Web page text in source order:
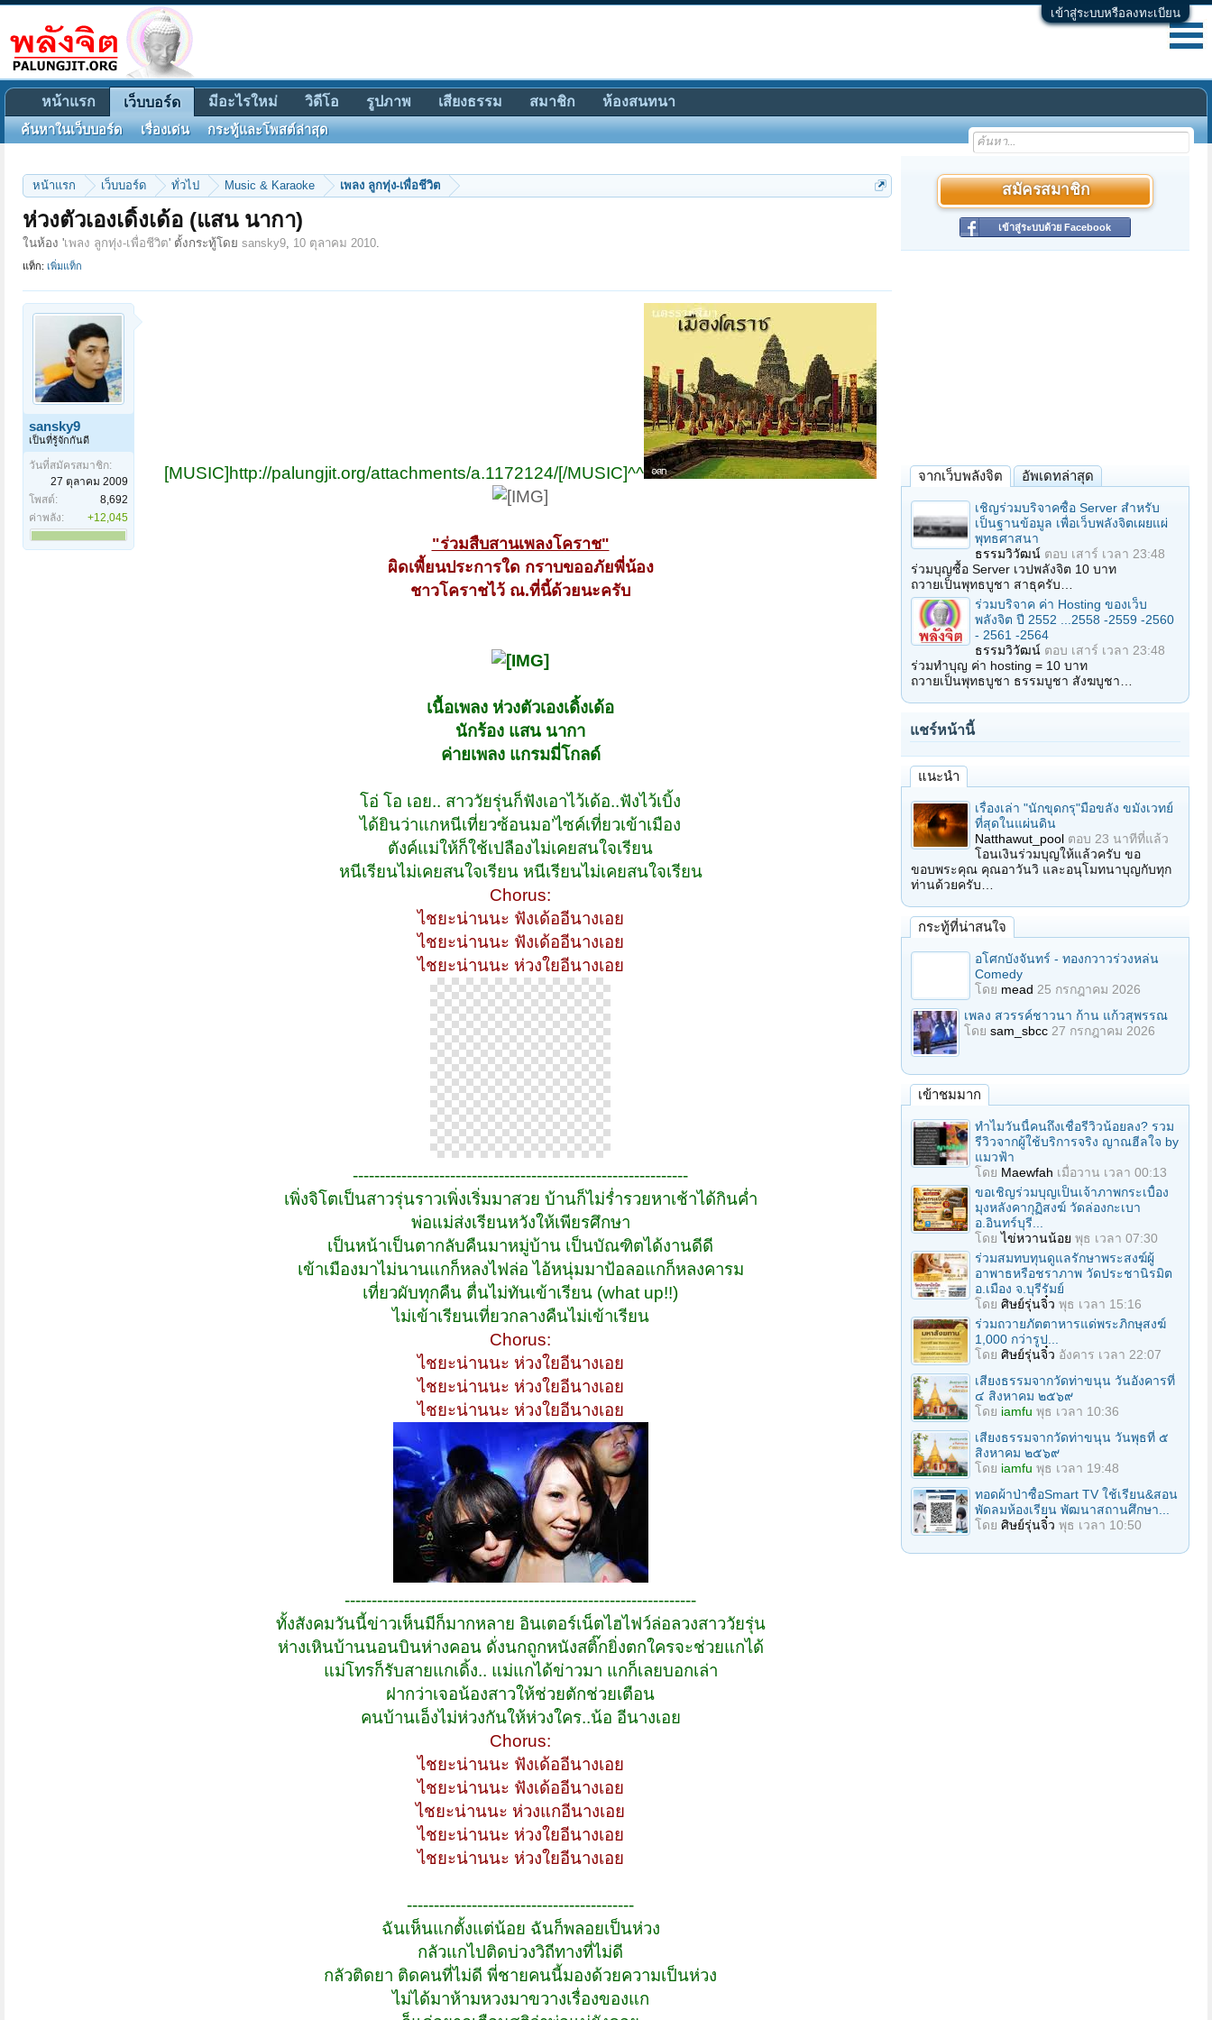
เข้าสู่ระบบหรือลงทะเบียน
หน้าแรก เว็บบอร์ด ทั่วไป Music & Karaoke เพลง ลูกทุ่ง-เพื่อชีวิต
ห่วงตัวเองเดิ้งเด้อ (แสน นากา)
ในห้อง 'เพลง ลูกทุ่ง-เพื่อชีวิต' ตั้งกระทู้โดย sansky9, 10 ตุลาคม 2010.
แท็ก: เพิ่มแท็ก
sansky9
เป็นที่รู้จักกันดี
วันที่สมัครสมาชิก:
27 ตุลาคม 2009
โพสต์:
8,692
ค่าพลัง:
+12,045
[MUSIC]http://palungjit.org/attachments/a.1172124/[/MUSIC]^^
"ร่วมสืบสานเพลงโคราช"
ผิดเพี้ยนประการใด กราบขออภัยพี่น้อง
ชาวโคราชไว้ ณ.ที่นี้ด้วยนะครับ
เนื้อเพลง ห่วงตัวเองเดิ้งเด้อ
นักร้อง แสน นากา
ค่ายเพลง แกรมมี่โกลด์
โอ่ โอ เอย.. สาววัยรุ่นก็ฟังเอาไว้เด้อ..ฟังไว้เบิ้ง
ได้ยินว่าแกหนีเที่ยวซ้อนมอ’ไซค์เที่ยวเข้าเมือง
ตังค์แม่ให้ก็ใช้เปลืองไม่เคยสนใจเรียน
หนีเรียนไม่เคยสนใจเรียน หนีเรียนไม่เคยสนใจเรียน
Chorus:
ไชยะน่านนะ ฟังเด้ออีนางเอย
ไชยะน่านนะ ฟังเด้ออีนางเอย
ไชยะน่านนะ ห่วงใยอีนางเอย
--------------------------------------------------------------
เพิ่งจิโตเป็นสาวรุ่นราวเพิ่งเริ่มมาสวย บ้านก็ไม่ร่ำรวยหาเช้าได้กินค่ำ
พ่อแม่ส่งเรียนหวังให้เพียรศึกษา
เป็นหน้าเป็นตากลับคืนมาหมู่บ้าน เป็นบัณฑิตได้งานดีดี
เข้าเมืองมาไม่นานแกก็หลงไฟล่อ ไอ้หนุ่มมาป้อลอแกก็หลงคารม
เที่ยวผับทุกคืน ตื่นไม่ทันเข้าเรียน (what up!!)
ไม่เข้าเรียนเที่ยวกลางคืนไม่เข้าเรียน
Chorus:
ไชยะน่านนะ ห่วงใยอีนางเอย
ไชยะน่านนะ ห่วงใยอีนางเอย
ไชยะน่านนะ ห่วงใยอีนางเอย
-----------------------------------------------------------------
ทั้งสังคมวันนี้ข่าวเห็นมีก็มากหลาย อินเตอร์เน็ตไฮไฟว์ล่อลวงสาววัยรุ่น
ห่างเหินบ้านนอนบินห่างคอน ดั่งนกถูกหนังสติ๊กยิ่งตกใครจะช่วยแกได้
แม่โทรก็รับสายแกเดิ้ง.. แม่แกได้ข่าวมา แกก็เลยบอกเล่า
ฝากว่าเจอน้องสาวให้ช่วยตักช่วยเตือน
คนบ้านเอ็งไม่ห่วงกันให้ห่วงใคร..น้อ อีนางเอย
Chorus:
ไชยะน่านนะ ฟังเด้ออีนางเอย
ไชยะน่านนะ ฟังเด้ออีนางเอย
ไชยะน่านนะ ห่วงแกอีนางเอย
ไชยะน่านนะ ห่วงใยอีนางเอย
ไชยะน่านนะ ห่วงใยอีนางเอย
------------------------------------------
ฉันเห็นแกตั้งแต่น้อย ฉันก็พลอยเป็นห่วง
กลัวแกไปติดบ่วงวิถีทางที่ไม่ดี
กลัวติดยา ติดคนที่ไม่ดี พี่ชายคนนี้มองด้วยความเป็นห่วง
ไม่ได้มาห้ามหวงมาขวางเรื่องของแก
สมัครสมาชิก
เข้าสู่ระบบด้วย Facebook
จากเว็บพลังจิต อัพเดทล่าสุด
เชิญร่วมบริจาคซื้อ Server สำหรับ
เป็นฐานข้อมูล เพื่อเว็บพลังจิตเผยแผ่
พุทธศาสนา
ธรรมวิวัฒน์ ตอบ เสาร์ เวลา 23:48
ร่วมบุญซื้อ Server เวปพลังจิต 10 บาท
ถวายเป็นพุทธบูชา สาธุครับ…
ร่วมบริจาค ค่า Hosting ของเว็บ
พลังจิต ปี 2552 ...2558 -2559 -2560
- 2561 -2564
ธรรมวิวัฒน์ ตอบ เสาร์ เวลา 23:48
ร่วมทำบุญ ค่า hosting = 10 บาท
ถวายเป็นพุทธบูชา ธรรมบูชา สังฆบูชา…
แชร์หน้านี้
แนะนำ
เรื่องเล่า "นักขุดกรุ"มือขลัง ขมังเวทย์
ที่สุดในแผ่นดิน
Natthawut_pool ตอบ 23 นาทีที่แล้ว
โอนเงินร่วมบุญให้แล้วครับ ขอ
ขอบพระคุณ คุณอาวันวิ และอนุโมทนาบุญกับทุก
ท่านด้วยครับ…
กระทู้ที่น่าสนใจ
อโศกบังจันทร์ - ทองกวาวร่วงหล่น
Comedy
โดย mead 25 กรกฎาคม 2026
เพลง สวรรค์ชาวนา ก้าน แก้วสุพรรณ
โดย sam_sbcc 27 กรกฎาคม 2026
เข้าชมมาก
ทำไมวันนี้คนถึงเชื่อรีวิวน้อยลง? รวม
รีวิวจากผู้ใช้บริการจริง ญาณฮีลใจ by
แมวฟ้า
โดย Maewfah เมื่อวาน เวลา 00:13
ขอเชิญร่วมบุญเป็นเจ้าภาพกระเบื้อง
มุงหลังคากุฏิสงฆ์ วัดล่องกะเบา
อ.อินทร์บุรี...
โดยไข่หวานน้อย พุธ เวลา 07:30
ร่วมสมทบทุนดูแลรักษาพระสงฆ์ผู้
อาพาธหรือชราภาพ วัดประชานิรมิต
อ.เมือง จ.บุรีรัมย์
โดย ศิษย์รุ่นจิ๋ว พุธ เวลา 15:16
ร่วมถวายภัตตาหารแด่พระภิกษุสงฆ์
1,000 กว่ารูป...
โดย ศิษย์รุ่นจิ๋ว อังคาร เวลา 22:07
เสียงธรรมจากวัดท่าขนุน วันอังคารที่
๔ สิงหาคม ๒๕๖๙
โดย iamfu พุธ เวลา 10:36
เสียงธรรมจากวัดท่าขนุน วันพุธที่ ๕
สิงหาคม ๒๕๖๙
โดย iamfu พุธ เวลา 19:48
ทอดผ้าป่าซื้อSmart TV ใช้เรียน&สอน
พัดลมห้องเรียน พัฒนาสถานศึกษา...
โดย ศิษย์รุ่นจิ๋ว พุธ เวลา 10:50
หน้าแรก เว็บบอร์ด
ค้นหาในเว็บบอร์ด เรื่องเด่น กระทู้และโพสต์ล่าสุด
มีอะไรใหม่ วิดีโอ รูปภาพ เสียงธรรม สมาชิก ห้องสนทนา